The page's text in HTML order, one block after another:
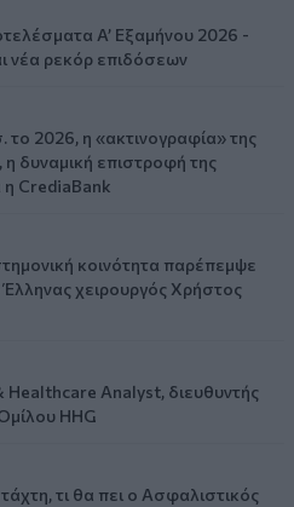
A’ Εξαμήνου 2026 -
νέα ρεκόρ επιδόσεων
το 2026, η «ακτινογραφία» της
δυναμική επιστροφή της
η CrediaBank
κοινότητα παρέπεμψε
Έλληνας χειρουργός Χρήστος
Analyst, διευθυντής
HHG
τι θα πει ο Ασφαλιστικός